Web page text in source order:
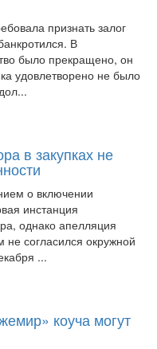
признать залог
В
было прекращено, он
удовлетворено не было
в закупках не
о включении
инстанция
однако апелляция
согласился окружной
...
коуча могут